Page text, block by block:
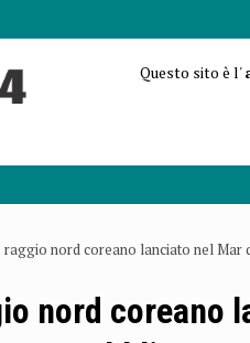
Questo sito è l'
raggio nord coreano lanciato nel Mar
nord coreano